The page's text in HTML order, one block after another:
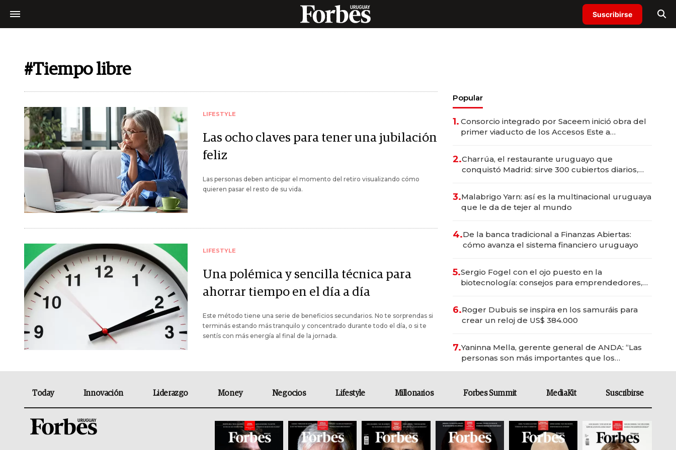
Suscribirse
#Tiempo libre
LIFESTYLE
Las ocho claves para tener una jubilación
feliz
Las personas deben anticipar el momento del retiro visualizando cómo
quieren pasar el resto de su vida.
LIFESTYLE
Una polémica y sencilla técnica para
ahorrar tiempo en el día a día
Este método tiene una serie de beneficios secundarios. No te sorprendas si
terminás estando más tranquilo y concentrado durante todo el día, o si te
sentís con más energía al final de la jornada.
Popular
1. Consorcio integrado por Saceem inició obra del
primer viaducto de los Accesos Este a
2.Charrúa, el restaurante uruguayo que
conquistó Madrid: sirve 300 cubiertos diarios,
3.Malabrigo Yarn: así es la multinacional uruguaya
que le da de tejer al mundo
4.De la banca tradicional a Finanzas Abiertas:
cómo avanza el sistema financiero uruguayo
5.Sergio Fogel con el ojo puesto en la
biotecnología: consejos para emprendedores,
6.Roger Dubuis se inspira en los samuráis para
crear un reloj de US$ 384.000
7.Yaninna Mella, gerente general de ANDA: “Las
personas son más importantes que los
Today Innovación Liderazgo Money Negocios Lifestyle Millonarios Forbes Summit MediaKit Suscribirse